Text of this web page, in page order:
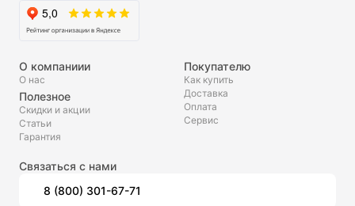
О компаниии
О нас
Полезное
Скидки и акции
Статьи
Гарантия
Покупателю
Как купить
Доставка
Оплата
Сервис
Связаться с нами
8 (800) 301-67-71